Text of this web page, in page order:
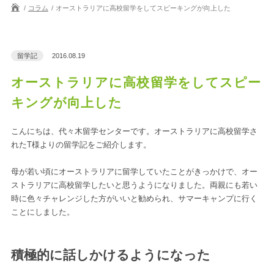
コラム オーストラリアに高校留学をしてスピーキングが向上した
留学記 2016.08.19
オーストラリアに高校留学をしてスピー
キングが向上した
こんにちは、代々木留学センターです。オーストラリアに高校留学さ
れたT様よりの留学記をご紹介します。
母が若い頃にオーストラリアに留学していたことがきっかけで、オー
ストラリアに高校留学したいと思うようになりました。両親にも若い
時に色々チャレンジした方がいいと勧められ、サマーキャンプに行く
ことにしました。
積極的に話しかけるようになった